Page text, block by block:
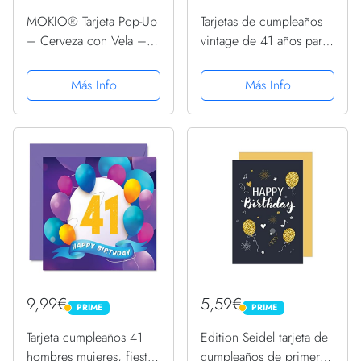
MOKIO® Tarjeta Pop-Up
– Cerveza con Vela –
felicitación 3D para un
cumpleaños, como
cupón o para regalos de
Más Info
Tarjetas de cumpleaños
vintage de 41 años para
divertida tarjeta de
cumpleaños para colega,
papá, marido, novio, tío,
Más Info
9,99€ PRIME
PRIME
Tarjeta cumpleaños 41
hombres mujeres, fiesta
5,59€ PRIME
PRIME
Edition Seidel tarjeta de
cumpleaños de primera